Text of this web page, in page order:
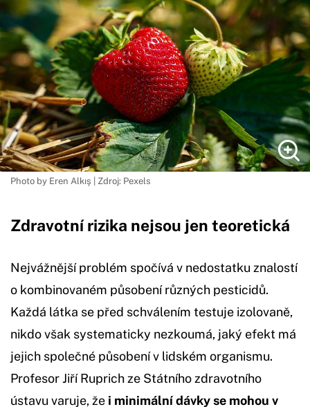
Photo by Eren Alkış | Zdroj: Pexels
Zdravotní rizika nejsou jen teoretická
Nejvážnější problém spočívá v nedostatku znalostí
o kombinovaném působení různých pesticidů.
Každá látka se před schválením testuje izolovaně,
nikdo však systematicky nezkoumá, jaký efekt má
jejich společné působení v lidském organismu.
Profesor Jiří Ruprich ze Státního zdravotního
ústavu varuje, že i minimální dávky se mohou v